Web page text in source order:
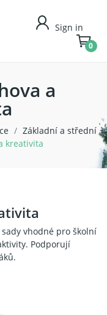
Sign in
0
a
Základní a střední
kreativita
vhodné pro školní
Podporují